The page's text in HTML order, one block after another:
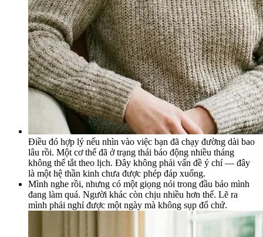
Điều đó hợp lý nếu nhìn vào việc bạn đã chạy đường dài bao
lâu rồi. Một cơ thể đã ở trạng thái báo động nhiều tháng
không thể tắt theo lịch. Đây không phải vấn đề ý chí — đây
là một hệ thần kinh chưa được phép đáp xuống.
Mình nghe rồi, nhưng có một giọng nói trong đầu bảo mình
đang làm quá. Người khác còn chịu nhiều hơn thế. Lẽ ra
mình phải nghỉ được một ngày mà không sụp đổ chứ.